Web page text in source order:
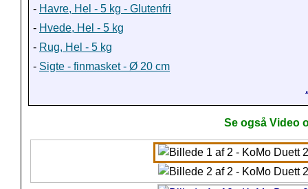
- Havre, Hel - 5 kg - Glutenfri
- Hvede, Hel - 5 kg
- Rug, Hel - 5 kg
- Sigte - finmasket - Ø 20 cm
Se også Video